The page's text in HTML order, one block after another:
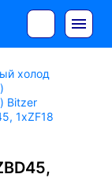
холод
Bitzer
1xZF18